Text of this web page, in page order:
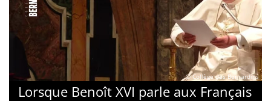
© Collège des Bernardins
Lorsque Benoît XVI parle aux Français